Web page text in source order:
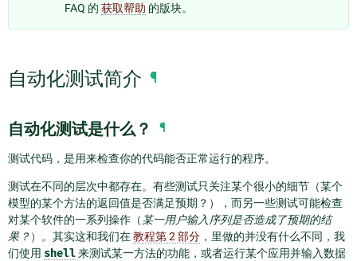
FAQ 的 获取帮助 的版块。
自动化测试简介 ¶
自动化测试是什么？ ¶
测试代码，是用来检查你的代码能否正常运行的程序。
测试在不同的层次中都存在。有些测试只关注某个很小的细节（某个
模型的某个方法的返回值是否满足预期？），而另一些测试可能检查
对某个软件的一系列操作（某一用户输入序列是否造成了预期的结
果？ ）。其实这和我们在教程第 2 部分 ，里做的并没有什么不同，我
们使用 shell来测试某一方法的功能，或者运行某个应用并输入数据